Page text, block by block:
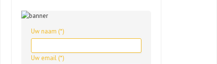
Uw naam (*)
Uw email (*)